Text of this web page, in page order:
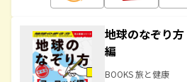
地球のなぞり
編
BOOKS 旅と健康